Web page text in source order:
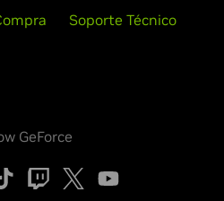
Soporte Técnico
GeForce